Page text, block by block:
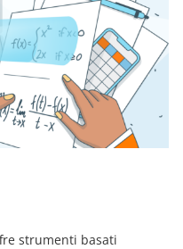
strumenti basati